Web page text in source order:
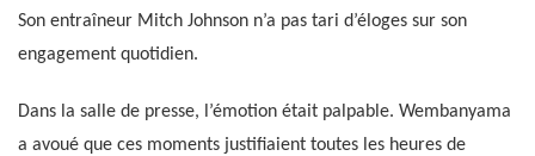
Son entraîneur Mitch Johnson n’a pas tari d’éloges sur son
engagement quotidien.
Dans la salle de presse, l’émotion était palpable. Wembanyama
a avoué que ces moments justifiaient toutes les heures de